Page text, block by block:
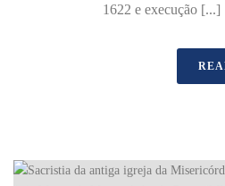
1622 e execução [...]